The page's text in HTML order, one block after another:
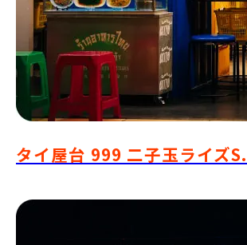
タイ屋台 999 二子玉ライズ